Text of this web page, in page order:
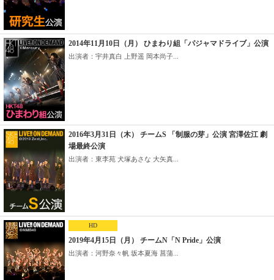
2014年11月10日（月） ひまわり組「パジャマドライブ」公演
出演者：宇井真白 上野遥 岡本尚子...
2016年3月31日（木） チームS 「制服の芽」公演 宮澤佐江 劇
場最終公演
出演者：東李苑 犬塚あさな 大矢真...
HD
2019年4月15日（月） チームN「N Pride」公演
出演者：河野奈々帆 坂本夏海 菖蒲...